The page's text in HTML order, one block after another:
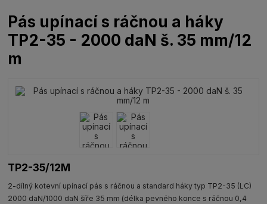
Pás upínací s ráčnou a háky
TP2-35 - 2000 daN š. 35 mm/12
m
TP2-35/12M
2-dílný kotevní upínací pás s ráčnou a standard háky typ TP2-35 (LC)
2000 daN/1000 daN šíře 35 mm (délka pevného konce s ráčnou 0,4